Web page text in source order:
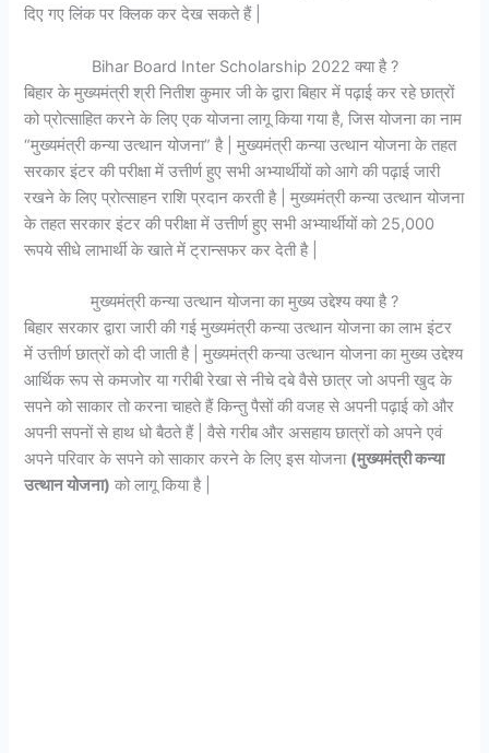
दिए गए लिंक पर क्लिक कर देख सकते हैं |
Bihar Board Inter Scholarship 2022 क्या है ?
बिहार के मुख्यमंत्री श्री नितीश कुमार जी के द्वारा बिहार में पढ़ाई कर रहे छात्रों
को प्रोत्साहित करने के लिए एक योजना लागू किया गया है, जिस योजना का नाम
“मुख्यमंत्री कन्या उत्थान योजना” है | मुख्यमंत्री कन्या उत्थान योजना के तहत
सरकार इंटर की परीक्षा में उत्तीर्ण हुए सभी अभ्यार्थीयों को आगे की पढ़ाई जारी
रखने के लिए प्रोत्साहन राशि प्रदान करती है | मुख्यमंत्री कन्या उत्थान योजना
के तहत सरकार इंटर की परीक्षा में उत्तीर्ण हुए सभी अभ्यार्थीयों को 25,000
रूपये सीधे लाभार्थी के खाते में ट्रान्सफर कर देती है |
मुख्यमंत्री कन्या उत्थान योजना का मुख्य उद्देश्य क्या है ?
बिहार सरकार द्वारा जारी की गई मुख्यमंत्री कन्या उत्थान योजना का लाभ इंटर
में उत्तीर्ण छात्रों को दी जाती है | मुख्यमंत्री कन्या उत्थान योजना का मुख्य उद्देश्य
आर्थिक रूप से कमजोर या गरीबी रेखा से नीचे दबे वैसे छात्र जो अपनी खुद के
सपने को साकार तो करना चाहते हैं किन्तु पैसों की वजह से अपनी पढ़ाई को और
अपनी सपनों से हाथ धो बैठते हैं | वैसे गरीब और असहाय छात्रों को अपने एवं
अपने परिवार के सपने को साकार करने के लिए इस योजना (मुख्यमंत्री कन्या
उत्थान योजना) को लागू किया है |